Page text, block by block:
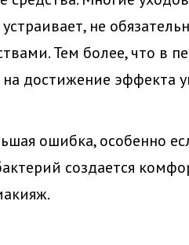
не
Тем более, что в
достижение эффекта
ошибка, особенно
создается